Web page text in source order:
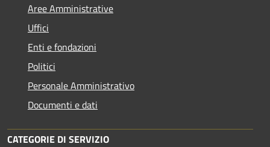
Aree Amministrative
Uffici
Enti e fondazioni
Politici
Personale Amministrativo
Documenti e dati
CATEGORIE DI SERVIZIO